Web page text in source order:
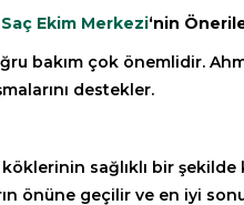
Ekim Merkezi‘nin
bakım çok önemlidir.
destekler.
sağlıklı bir
önüne geçilir ve en iyi